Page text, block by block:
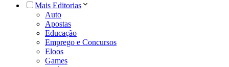
Mais Editorias
Auto
Apostas
Educação
Emprego e Concursos
Eloos
Games